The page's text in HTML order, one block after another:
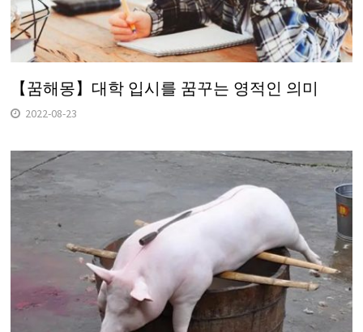
【꿈해몽】대학 입시를 꿈꾸는 영적인 의미
2022-08-23